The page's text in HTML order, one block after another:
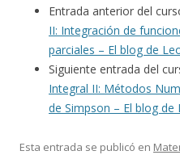
Entrada anterior del
II: Integración de
parciales – El blog de
Siguiente entrada del
Integral II: Métodos
de Simpson – El blog
Esta entrada se publicó en